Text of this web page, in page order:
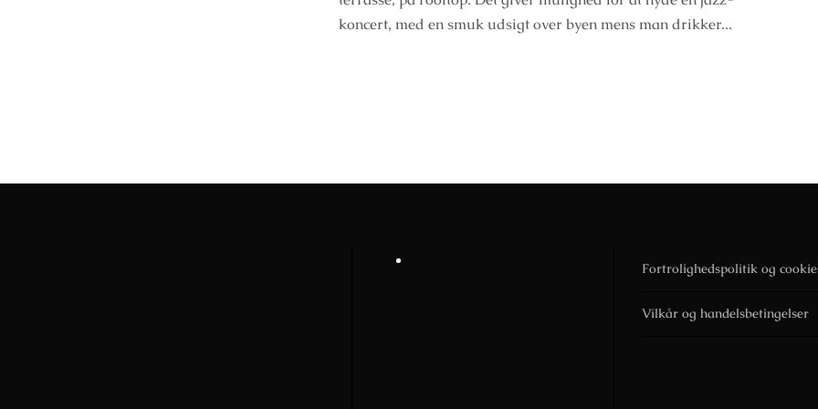
koncert, med en smuk udsigt over byen mens man drikker...
Fortrolighedspolitik og
Vilkår og handelsbetingelser